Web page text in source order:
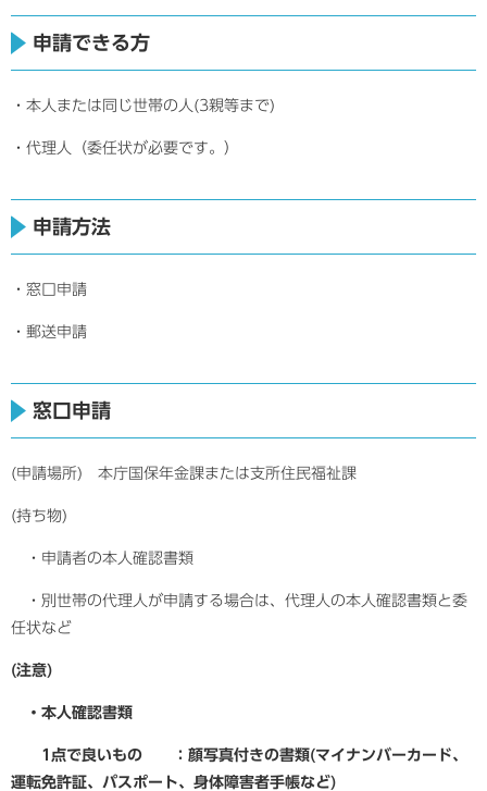
申請できる方
・本人または同じ世帯の人(3親等まで)
・代理人（委任状が必要です。）
申請方法
・窓口申請
・郵送申請
窓口申請
(申請場所) 本庁国保年金課または支所住民福祉課
(持ち物)
・申請者の本人確認書類
・別世帯の代理人が申請する場合は、代理人の本人確認書類と委
任状など
(注意)
・本人確認書類
1点で良いもの ：顔写真付きの書類(マイナンバーカード、
運転免許証、パスポート、身体障害者手帳など)